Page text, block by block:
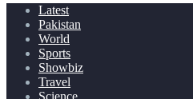
Latest
Pakistan
World
Sports
Showbiz
Travel
Science